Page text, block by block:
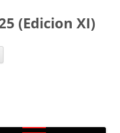
(Edicion XI)